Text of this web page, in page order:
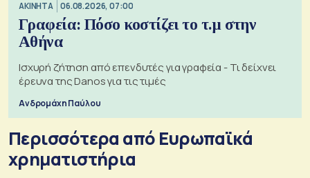
ΑΚΙΝΗΤΑ 06.08.2026, 07:00
Γραφεία: Πόσο κοστίζει το τ.μ στην
Αθήνα
Ισχυρή ζήτηση από επενδυτές για γραφεία - Τι δείχνει
έρευνα της Danos για τις τιμές
Ανδρομάχη Παύλου
Περισσότερα από Ευρωπαϊκά
χρηματιστήρια